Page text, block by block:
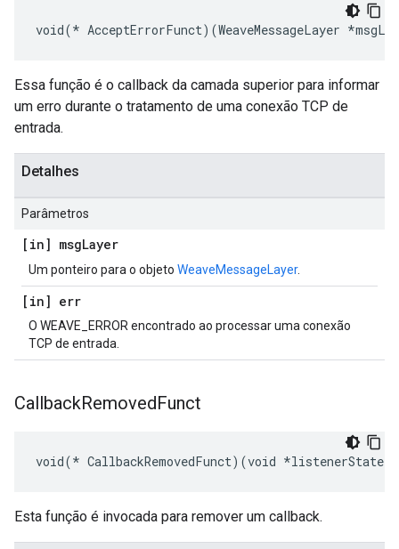
void(* AcceptErrorFunct)(WeaveMessageLayer
Essa função é o callback da camada superior para informar
um erro durante o tratamento de uma conexão TCP de
entrada.
Detalhes
Parâmetros
[in] msgLayer
Um ponteiro para o objeto WeaveMessageLayer.
[in] err
O WEAVE_ERROR encontrado ao processar uma conexão
TCP de entrada.
CallbackRemovedFunct
void(* CallbackRemovedFunct)(void *listenerState)
Esta função é invocada para remover um callback.